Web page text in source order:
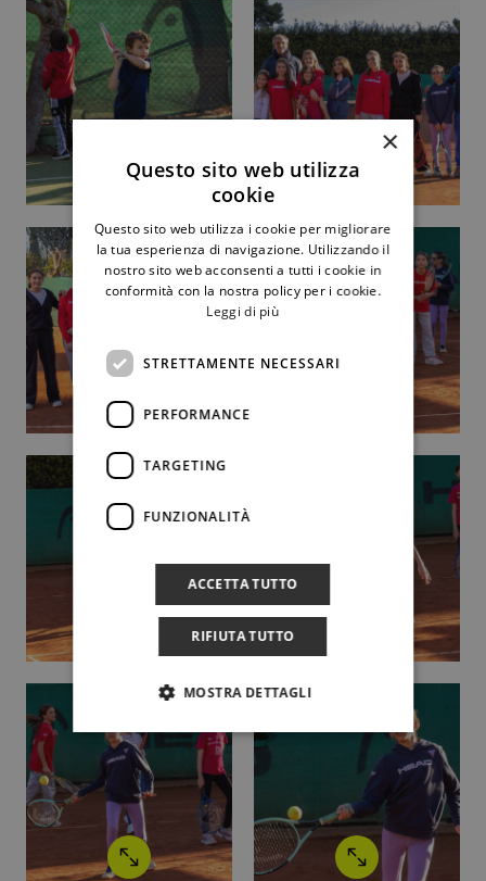
×
Questo sito web utilizza
cookie
Questo sito web utilizza i cookie per migliorare
la tua esperienza di navigazione. Utilizzando il
nostro sito web acconsenti a tutti i cookie in
conformità con la nostra policy per i cookie.
Leggi di più
STRETTAMENTE NECESSARI
PERFORMANCE
TARGETING
FUNZIONALITÀ
ACCETTA TUTTO
RIFIUTA TUTTO
MOSTRA DETTAGLI